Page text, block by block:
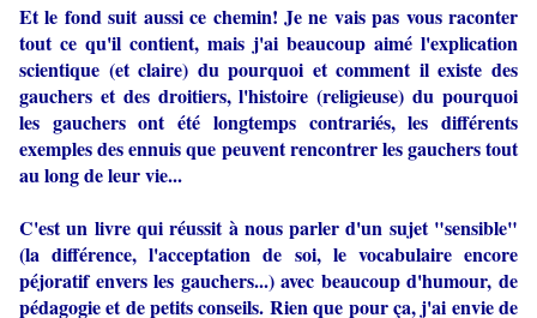
Et le fond suit aussi ce chemin! Je ne vais pas vous raconter
tout ce qu'il contient, mais j'ai beaucoup aimé l'explication
scientique (et claire) du pourquoi et comment il existe des
gauchers et des droitiers, l'histoire (religieuse) du pourquoi
les gauchers ont été longtemps contrariés, les différents
exemples des ennuis que peuvent rencontrer les gauchers tout
au long de leur vie...
C'est un livre qui réussit à nous parler d'un sujet "sensible"
(la différence, l'acceptation de soi, le vocabulaire encore
péjoratif envers les gauchers...) avec beaucoup d'humour, de
pédagogie et de petits conseils. Rien que pour ça, j'ai envie de